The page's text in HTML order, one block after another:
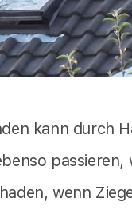
kann durch
passieren,
wenn